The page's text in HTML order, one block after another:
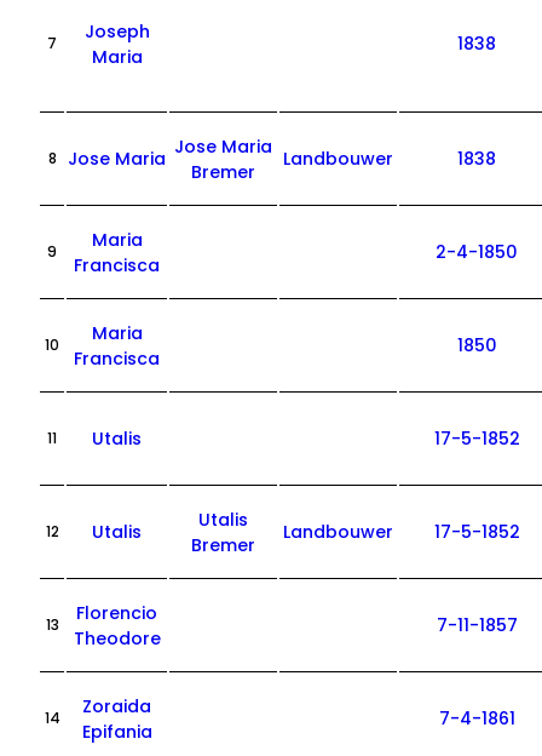
7
Joseph
Maria
1838
8 Jose Maria Jose Maria
Bremer
Landbouwer 1838
9
Maria
Francisca
2-4-1850
10
Maria
Francisca
1850
11 Utalis 17-5-1852
12 Utalis
Utalis
Bremer
Landbouwer 17-5-1852
13
Florencio
Theodore
7-11-1857
14
Zoraida
Epifania
7-4-1861